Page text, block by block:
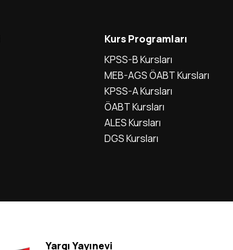
Kurs Programları
KPSS-B Kursları
MEB-AGS ÖABT Kursları
KPSS-A Kursları
ÖABT Kursları
ALES Kursları
DGS Kursları
Yargı Yayınevi